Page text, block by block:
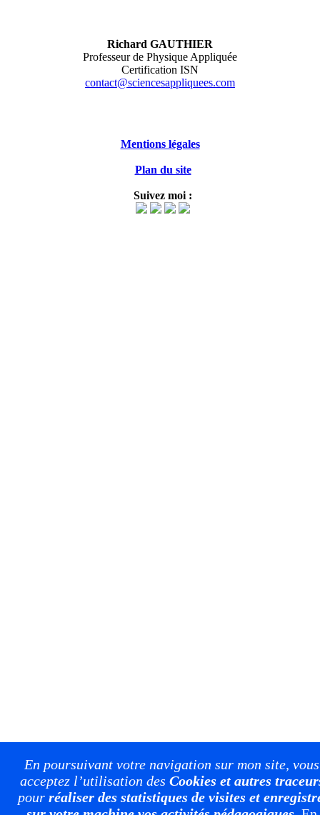
Richard GAUTHIER
Professeur de Physique Appliquée
Certification ISN
contact@sciencesappliquees.com
Mentions légales
Plan du site
Suivez moi :
En poursuivant votre navigation sur mon site, vous
acceptez l’utilisation des Cookies et autres
pour réaliser des statistiques de visites et